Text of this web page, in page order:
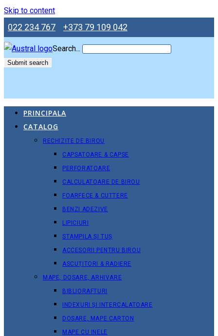
Skip to content
022 234 767 +373 79 109 042
Search...
Submit search
PRINCIPALA
CATALOG
RECHIZITE DE BIROU
CAPSATOARE & CAPSE
PERFORATOARE
CALCULATOARE DE BIROU
FOARFECE & CUTTERE
BENZI ADEZIVE
LIPICIURI
STAMPILA ȘI TUȘ
ACCESORII PENTRU BIROU
ASCUȚITORI & RADIERE
MAPE, DOSARE, ARHIVARE
BIBLIORAFTURI
INDEXURI ȘI INTERCALATOARE
DOSARE, MAPE CARTON
MAPE CU INELE